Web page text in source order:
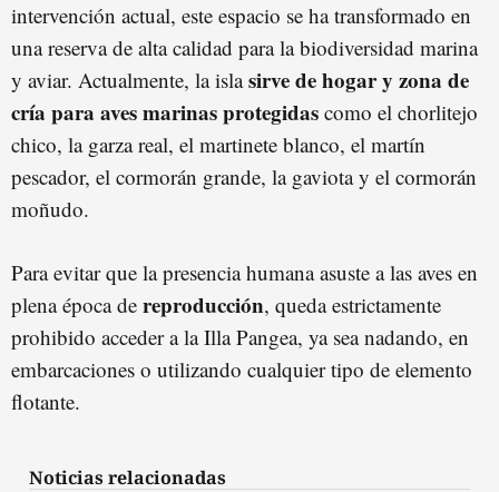
intervención actual, este espacio se ha transformado en
una reserva de alta calidad para la biodiversidad marina
y aviar. Actualmente, la islasirve de hogar y zona de
cría para aves marinas protegidas como el chorlitejo
chico, la garza real, el martinete blanco, el martín
pescador, el cormorán grande, la gaviota y el cormorán
moñudo.
Para evitar que la presencia humana asuste a las aves en
plena época de reproducción, queda estrictamente
prohibido acceder a la Illa Pangea, ya sea nadando, en
embarcaciones o utilizando cualquier tipo de elemento
flotante.
Noticias relacionadas